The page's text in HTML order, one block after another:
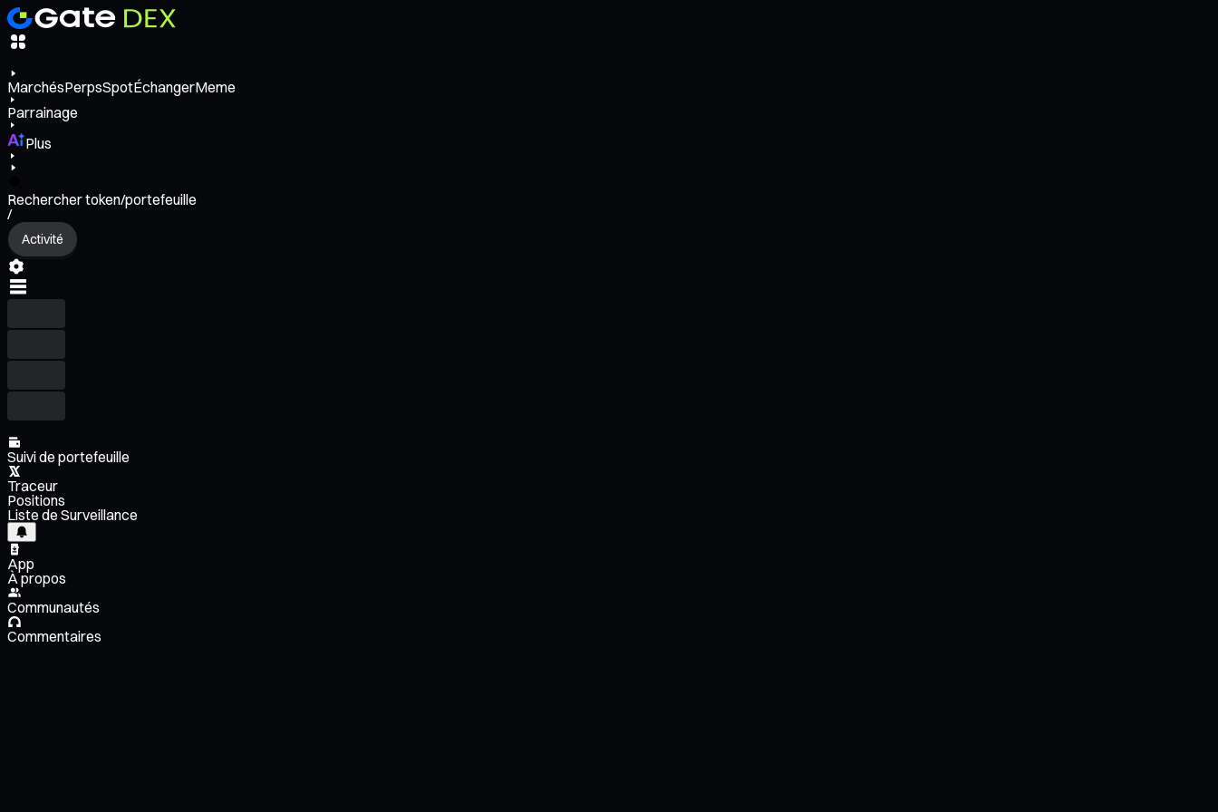
MarchésPerpsSpotÉchangerMeme
Parrainage
Plus
Rechercher token/portefeuille
/
Activité
Suivi de portefeuille
Traceur
Positions
Liste de Surveillance
App
À propos
Communautés
Commentaires